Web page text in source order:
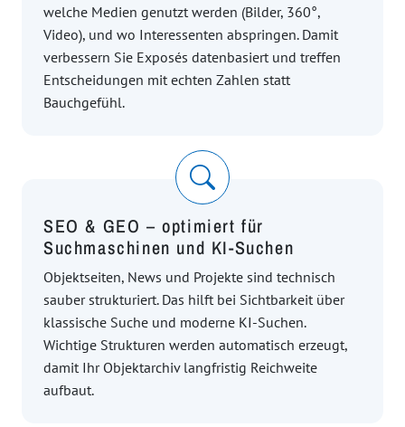
welche Medien genutzt werden (Bilder, 360°,
Video), und wo Interessenten abspringen. Damit
verbessern Sie Exposés datenbasiert und treffen
Entscheidungen mit echten Zahlen statt
Bauchgefühl.
SEO & GEO – optimiert für
Suchmaschinen und KI-Suchen
Objektseiten, News und Projekte sind technisch
sauber strukturiert. Das hilft bei Sichtbarkeit über
klassische Suche und moderne KI-Suchen.
Wichtige Strukturen werden automatisch erzeugt,
damit Ihr Objektarchiv langfristig Reichweite
aufbaut.